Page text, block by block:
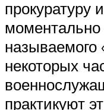
прокуратуру
моментально
называемого
некоторых
практикуют